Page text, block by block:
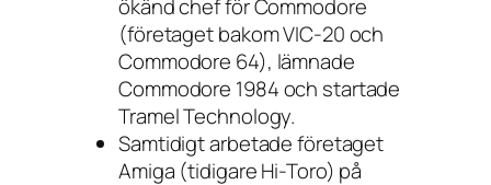
ökänd chef för Commodore
(företaget bakom VIC-20 och
Commodore 64), lämnade
Commodore 1984 och startade
Tramel Technology.
Samtidigt arbetade företaget
Amiga (tidigare Hi-Toro) på